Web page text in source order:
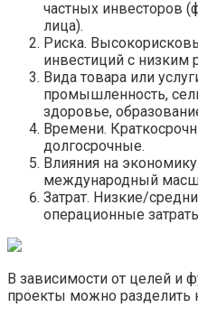
частных инвесторов
лица).
Риска.
инвестиций с низким
Вида товара или
промышленность,
здоровье,
Времени.
долгосрочные.
Влияния на
международный
Затрат. Низкие/
операционные
В зависимости от целей и
проекты можно разделить